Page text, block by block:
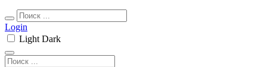
Login
Light Dark